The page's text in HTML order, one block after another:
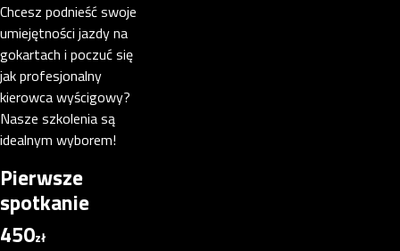
Chcesz podnieść swoje
umiejętności jazdy na
gokartach i poczuć się
jak profesjonalny
kierowca wyścigowy?
Nasze szkolenia są
idealnym wyborem!
Pierwsze
spotkanie
450zł